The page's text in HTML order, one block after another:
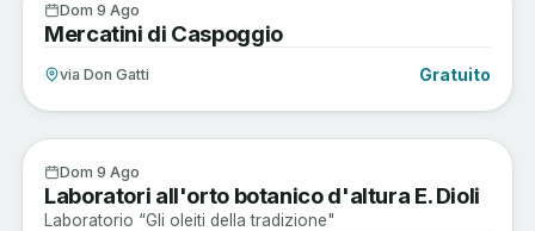
Arte e Cultura
Dom 9 Ago
Mercatini di Caspoggio
via Don Gatti Gratuito
Sagre e Tradizioni
AGO
Dom 9 Ago
Laboratori all'orto botanico d'altura E. Dioli
Laboratorio “Gli oleiti della tradizione"